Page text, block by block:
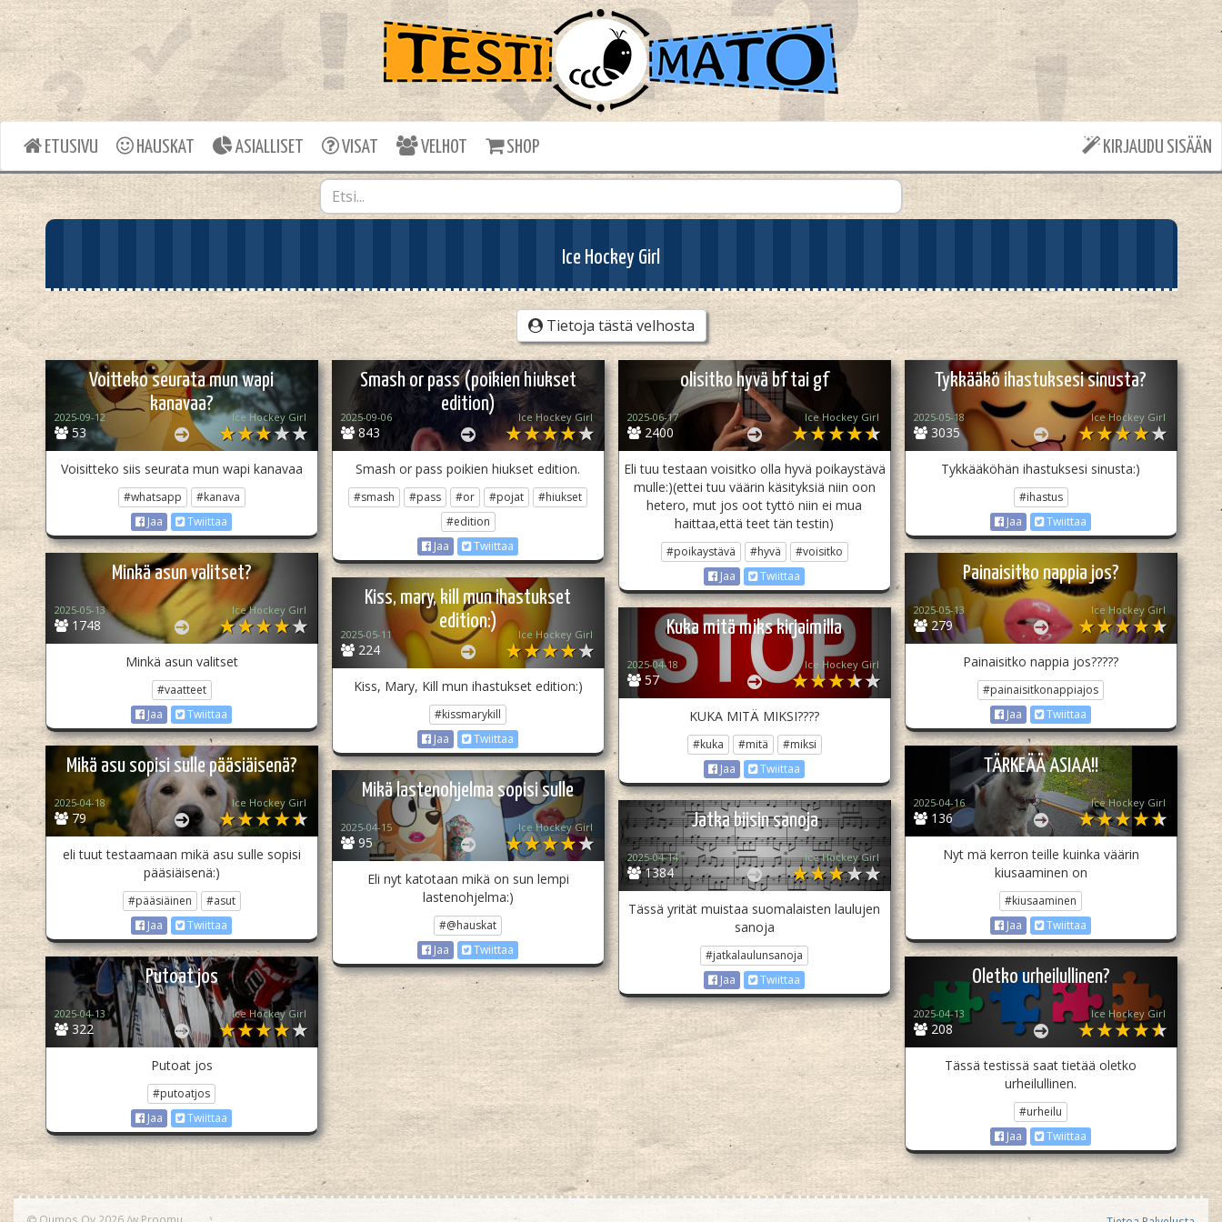
ETUSIVU HAUSKAT ASIALLISET VISAT VELHOT SHOP KIRJAUDU SISÄÄN
Ice Hockey Girl
Tietoja tästä velhosta
Voitteko seurata mun wapi
kanavaa?
53
2025-09-12 Ice Hockey Girl
Voisitteko siis seurata mun wapi kanavaa
#whatsapp
#kanava
Jaa
Twiittaa
Smash or pass (poikien hiukset
edition)
843
2025-09-06 Ice Hockey Girl
Smash or pass poikien hiukset edition.
#smash #pass #or #pojat
#hiukset
#edition
Jaa
Twiittaa
olisitko hyvä bf tai gf
2400
2025-06-17 Ice Hockey Girl
Eli tuu testaan voisitko olla hyvä poikaystävä
mulle:)(ettei tuu väärin käsityksiä niin oon
hetero, mut jos oot tyttö niin ei mua
haittaa,että teet tän testin)
#poikaystävä #hyvä
#voisitko
Jaa
Twiittaa
Tykkääkö ihastuksesi sinusta?
3035
2025-05-18 Ice Hockey Girl
Tykkääköhän ihastuksesi sinusta:)
#ihastus
Jaa
Twiittaa
Minkä asun valitset?
1748
2025-05-13 Ice Hockey Girl
Minkä asun valitset
#vaatteet
Jaa
Twiittaa
Painaisitko nappia jos?
279
2025-05-13 Ice Hockey Girl
Painaisitko nappia jos?????
#painaisitkonappiajos
Jaa
Twiittaa
Kiss, mary, kill mun ihastukset
edition:)
224
2025-05-11 Ice Hockey Girl
Kiss, Mary, Kill mun ihastukset edition:)
#kissmarykill
Jaa
Twiittaa
Kuka mitä miks kirjaimilla
57
2025-04-18 Ice Hockey Girl
KUKA MITÄ MIKSI????
#kuka #mitä
#miksi
Jaa
Twiittaa
Mikä asu sopisi sulle pääsiäisenä?
79
2025-04-18 Ice Hockey Girl
eli tuut testaamaan mikä asu sulle sopisi
pääsiäisenä:)
#pääsiäinen
#asut
Jaa
Twiittaa
TÄRKEÄÄ ASIAA!!
136
2025-04-16 Ice Hockey Girl
Nyt mä kerron teille kuinka väärin
kiusaaminen on
#kiusaaminen
Jaa
Twiittaa
Mikä lastenohjelma sopisi sulle
95
2025-04-15 Ice Hockey Girl
Eli nyt katotaan mikä on sun lempi
lastenohjelma:)
#@hauskat
Jaa
Twiittaa
Jatka biisin sanoja
1384
2025-04-14 Ice Hockey Girl
Tässä yrität muistaa suomalaisten laulujen
sanoja
#jatkalaulunsanoja
Jaa
Twiittaa
Putoat jos
322
2025-04-13 Ice Hockey Girl
Putoat jos
#putoatjos
Jaa
Twiittaa
Oletko urheilullinen?
208
2025-04-13 Ice Hockey Girl
Tässä testissä saat tietää oletko
urheilullinen.
#urheilu
Jaa
Twiittaa